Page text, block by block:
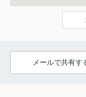
メールで共有す